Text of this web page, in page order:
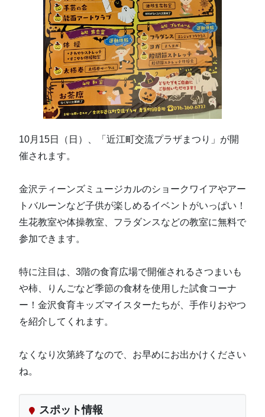
10月15日（日）、「近江町交流プラザまつり」が開
催されます。
金沢ティーンズミュージカルのショークワイアやアー
トバルーンなど子供が楽しめるイベントがいっぱい！
生花教室や体操教室、フラダンスなどの教室に無料で
参加できます。
特に注目は、3階の食育広場で開催されるさつまいも
や柿、りんごなど季節の食材を使用した試食コーナ
ー！金沢食育キッズマイスターたちが、手作りおやつ
を紹介してくれます。
なくなり次第終了なので、お早めにお出かけください
ね。
スポット情報